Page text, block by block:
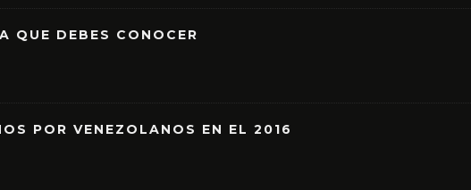
QUE DEBES CONOCER
POR VENEZOLANOS EN EL 2016